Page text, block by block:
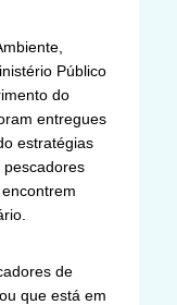
Público
do
entregues
estratégias
de
que está em